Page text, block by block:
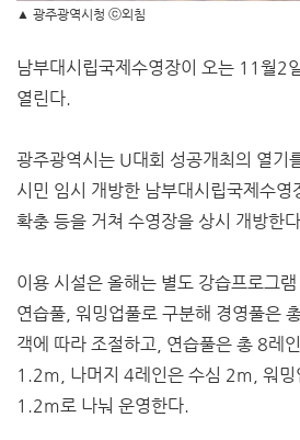
▲ 광주광역시청 ⓒ외침
남부대시립국제수영장이 오는 11월2
열린다.
광주광역시는 U대회 성공개최의 열기
시민 임시 개방한 남부대시립국제수
확충 등을 거쳐 수영장을 상시 개방한
이용 시설은 올해는 별도 강습프로그
연습풀, 워밍업풀로 구분해 경영풀은
객에 따라 조절하고, 연습풀은 총 8레
1.2m, 나머지 4레인은 수심 2m, 워밍
1.2m로 나눠 운영한다.